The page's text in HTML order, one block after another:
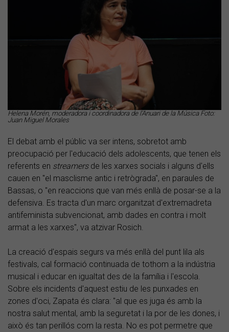
Helena Morén, moderadora i coordinadora de l'Anuari de la Música Foto:
Juan Miguel Morales
El debat amb el públic va ser intens, sobretot amb
preocupació per l'educació dels adolescents, que tenen els
referents en streamersde les xarxes socials i alguns d'ells
cauen en "el masclisme antic i retrògrada", en paraules de
Bassas, o "en reaccions que van més enllà de posar-se a la
defensiva. Es tracta d'un marc organitzat d'extremadreta
antifeminista subvencionat, amb dades en contra i molt
armat a les xarxes", va atzivar Rosich.
La creació d'espais segurs va més enllà del punt lila als
festivals, cal formació continuada de tothom a la indústria
musical i educar en igualtat des de la família i l'escola.
Sobre els incidents d'aquest estiu de les punxades en
zones d'oci, Zapata és clara: "al que es juga és amb la
nostra salut mental, amb la seguretat i la por de les dones, i
això és tan perillós com la resta. No es pot permetre que